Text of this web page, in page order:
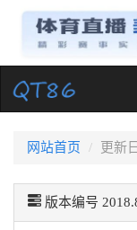
网站首页 更新
版本编号